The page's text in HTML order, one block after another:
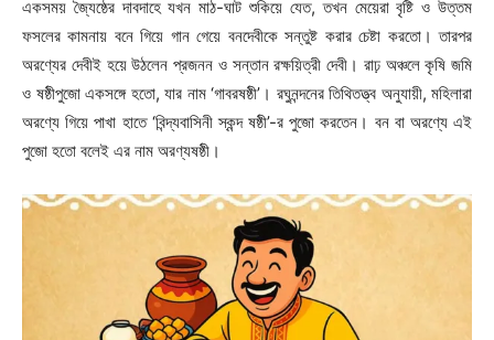
একসময় জ্যৈষ্ঠের দাবদাহে যখন মাঠ-ঘাট শুকিয়ে যেত, তখন মেয়েরা বৃষ্টি ও উত্তম
ফসলের কামনায় বনে গিয়ে গান গেয়ে বনদেবীকে সন্তুষ্ট করার চেষ্টা করতো। তারপর
অরণ্যের দেবীই হয়ে উঠলেন প্রজনন ও সন্তান রক্ষয়িত্রী দেবী। রাঢ় অঞ্চলে কৃষি জমি
ও ষষ্ঠীপুজো একসঙ্গে হতো, যার নাম ‘গাবরষষ্ঠী’। রঘুনন্দনের তিথিতত্ত্ব অনুযায়ী, মহিলারা
অরণ্যে গিয়ে পাখা হাতে ‘বিন্দ্যবাসিনী স্কন্দ ষষ্ঠী’-র পুজো করতেন। বন বা অরণ্যে এই
পুজো হতো বলেই এর নাম অরণ্যষষ্ঠী।